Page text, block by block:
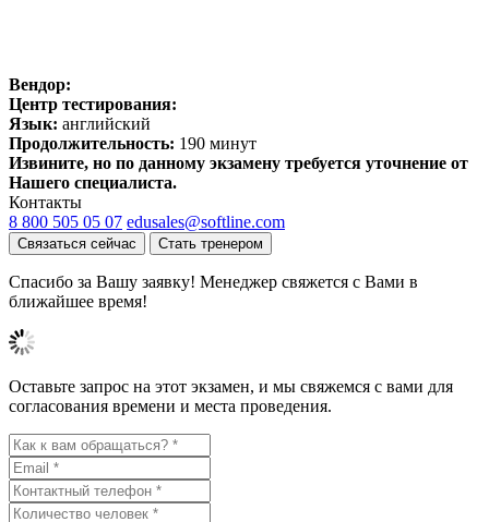
Вендор:
Центр тестирования:
Язык: английский
Продолжительность: 190 минут
Извините, но по данному экзамену требуется уточнение от
Нашего специалиста.
Контакты
8 800 505 05 07 edusales@softline.com
Связаться сейчас Стать тренером
Спасибо за Вашу заявку! Менеджер свяжется с Вами в
ближайшее время!
Оставьте запрос на этот экзамен, и мы свяжемся с вами для
согласования времени и места проведения.